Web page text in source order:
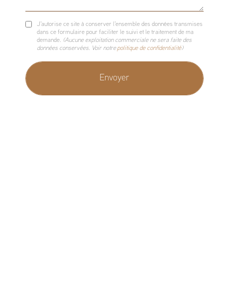
J'autorise ce site à conserver l'ensemble des données transmises
dans ce formulaire pour faciliter le suivi et le traitement de ma
demande. (Aucune exploitation commerciale ne sera faite des
données conservées. Voir notrepolitique de confidentialité)